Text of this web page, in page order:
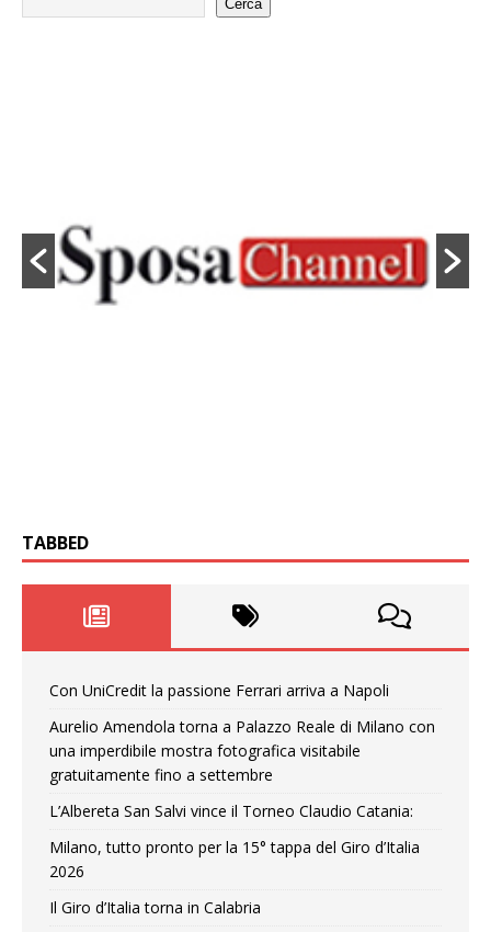
Cerca
TABBED
Con UniCredit la passione Ferrari arriva a Napoli
Aurelio Amendola torna a Palazzo Reale di Milano con
una imperdibile mostra fotografica visitabile
gratuitamente fino a settembre
L’Albereta San Salvi vince il Torneo Claudio Catania:
Milano, tutto pronto per la 15° tappa del Giro d’Italia
2026
Il Giro d’Italia torna in Calabria